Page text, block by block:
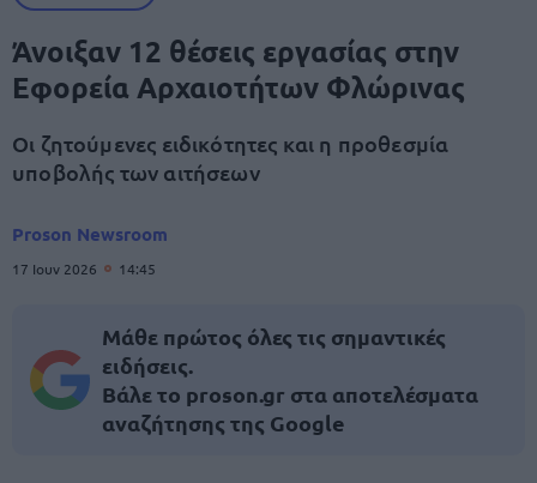
Άνοιξαν 12 θέσεις εργασίας στην
Εφορεία Αρχαιοτήτων Φλώρινας
Οι ζητούμενες ειδικότητες και η προθεσμία
υποβολής των αιτήσεων
Proson Newsroom
17 Ιουν 2026 14:45
Μάθε πρώτος όλες τις σημαντικές
ειδήσεις.
Βάλε το proson.gr στα αποτελέσματα
αναζήτησης της Google